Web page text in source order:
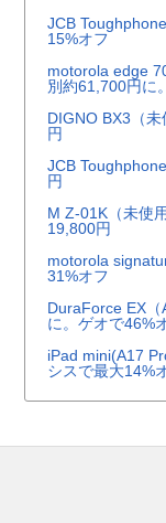
JCB
15%オフ
motorola edge
別約61,700円に
DIGNO BX3（
円
JCB
円
M Z-01K（未使
19,800円
motorola
31%オフ
DuraForce EX
に。ゲオで46%
iPad mini(A17
シスで最大14%